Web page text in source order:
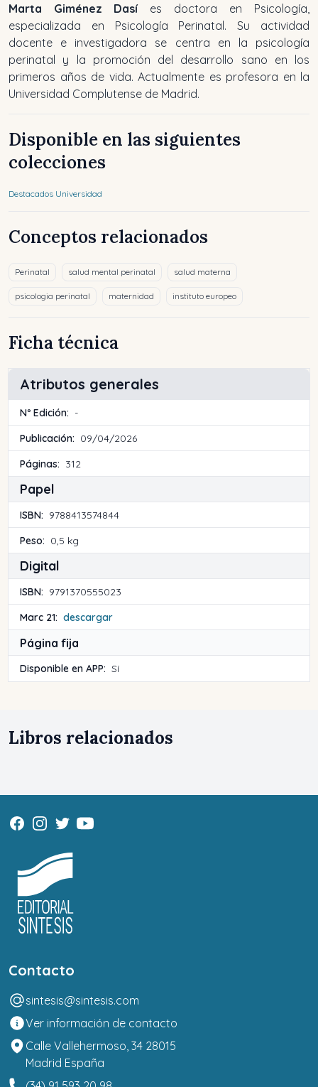
Marta Giménez Dasíes doctora en Psicología,
especializada en Psicología Perinatal. Su actividad
docente e investigadora se centra en la psicología
perinatal y la promoción del desarrollo sano en los
primeros años de vida. Actualmente es profesora en la
Universidad Complutense de Madrid.
Disponible en las siguientes
colecciones
Destacados Universidad
Conceptos relacionados
Perinatal salud mental perinatal salud materna
psicologia perinatal maternidad instituto europeo
Ficha técnica
Atributos generales
Nº Edición: -
Publicación: 09/04/2026
Páginas: 312
Papel
ISBN: 9788413574844
Peso: 0,5 kg
Digital
ISBN: 9791370555023
Marc 21: descargar
Página fija
Disponible en APP: Sí
Libros relacionados
Contacto
sintesis@sintesis.com
Ver información de contacto
Calle Vallehermoso, 34 28015
Madrid España